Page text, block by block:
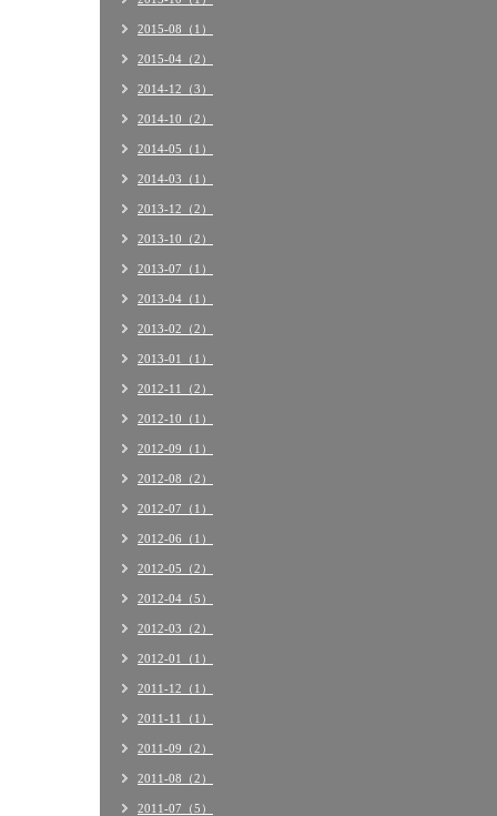
2015-08（1）
2015-04（2）
2014-12（3）
2014-10（2）
2014-05（1）
2014-03（1）
2013-12（2）
2013-10（2）
2013-07（1）
2013-04（1）
2013-02（2）
2013-01（1）
2012-11（2）
2012-10（1）
2012-09（1）
2012-08（2）
2012-07（1）
2012-06（1）
2012-05（2）
2012-04（5）
2012-03（2）
2012-01（1）
2011-12（1）
2011-11（1）
2011-09（2）
2011-08（2）
2011-07（5）